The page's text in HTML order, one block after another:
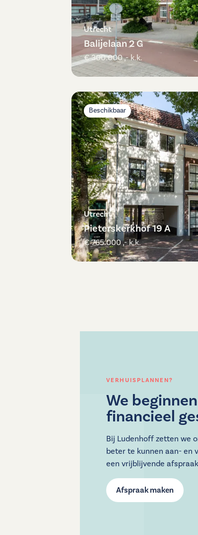
Utrecht
Balijelaan 2 G
€ 300.000 ,- k.k.
Beschikbaar
Utrecht
Pieterskerkhof 19 A
€ 765.000 ,- k.k.
VERHUISPLANNEN?
We
financieel
Bij Ludenhoff zetten we
beter te kunnen aan- en
een vrijblijvende
Afspraak maken